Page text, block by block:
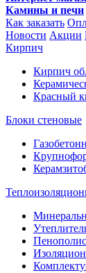
Камины и печи
Как заказать
Новости Акции
Кирпич
Кирпич
Красный
Блоки стеновые